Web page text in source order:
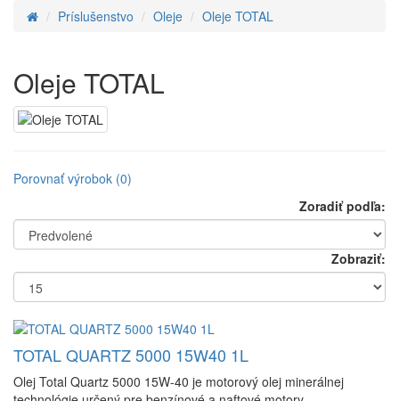
Príslušenstvo
Oleje Oleje TOTAL
Oleje TOTAL
Porovnať výrobok (0)
Zoradiť podľa:
Zobraziť:
TOTAL QUARTZ 5000 15W40 1L
Olej Total Quartz 5000 15W-40 je motorový olej minerálnej